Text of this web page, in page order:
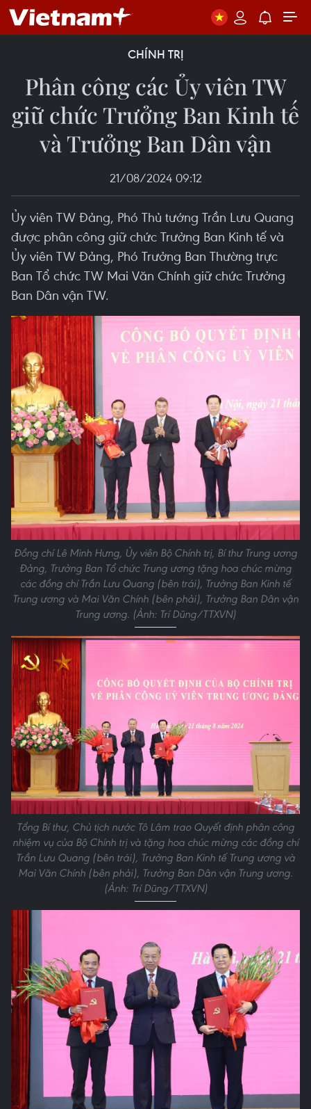
CHÍNH TRỊ
Phân công các Ủy viên TW
giữ chức Trưởng Ban Kinh tế
và Trưởng Ban Dân vận
21/08/2024 09:12
Ủy viên TW Đảng, Phó Thủ tướng Trần Lưu Quang
được phân công giữ chức Trưởng Ban Kinh tế và
Ủy viên TW Đảng, Phó Trưởng Ban Thường trực
Ban Tổ chức TW Mai Văn Chính giữ chức Trưởng
Ban Dân vận TW.
Đồng chí Lê Minh Hưng, Ủy viên Bộ Chính trị, Bí thư Trung ương
Đảng, Trưởng Ban Tổ chức Trung ương tặng hoa chúc mừng
các đồng chí Trần Lưu Quang (bên trái), Trưởng Ban Kinh tế
Trung ương và Mai Văn Chính (bên phải), Trưởng Ban Dân vận
Trung ương. (Ảnh: Trí Dũng/TTXVN)
Tổng Bí thư, Chủ tịch nước Tô Lâm trao Quyết định phân công
nhiệm vụ của Bộ Chính trị và tặng hoa chúc mừng các đồng chí
Trần Lưu Quang (bên trái), Trưởng Ban Kinh tế Trung ương và
Mai Văn Chính (bên phải), Trưởng Ban Dân vận Trung ương.
(Ảnh: Trí Dũng/TTXVN)